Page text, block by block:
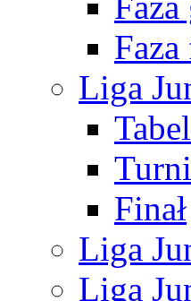
Faza
Liga
Finał
Liga
Liga